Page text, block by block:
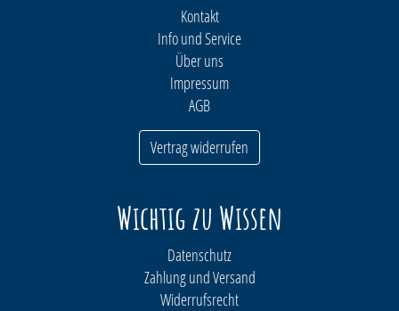
Kontakt
Info und Service
Über uns
Impressum
AGB
Vertrag widerrufen
Wichtig zu Wissen
Datenschutz
Zahlung und Versand
Widerrufsrecht